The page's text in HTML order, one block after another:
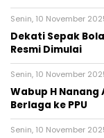
Senin, 10 November
Dekati Sepak
Resmi Dimulai
Senin, 10 November
Wabup H Nanang
Berlaga ke PPU
Senin, 10 November